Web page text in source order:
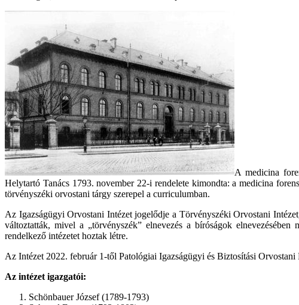
A medicina
Helytartó Tanács 1793. november 22-i rendelete kimondta: a medicina
törvényszéki orvostani tárgy szerepel a curriculumban.
Az Igazságügyi Orvostani Intézet jogelődje a Törvényszéki Orvostani
változtatták, mivel a „törvényszék” elnevezés a bíróságok
rendelkező intézetet hoztak létre.
Az Intézet 2022. február 1-től Patológiai Igazságügyi és Biztosítási
Az intézet igazgatói:
Schönbauer József (1789-1793)